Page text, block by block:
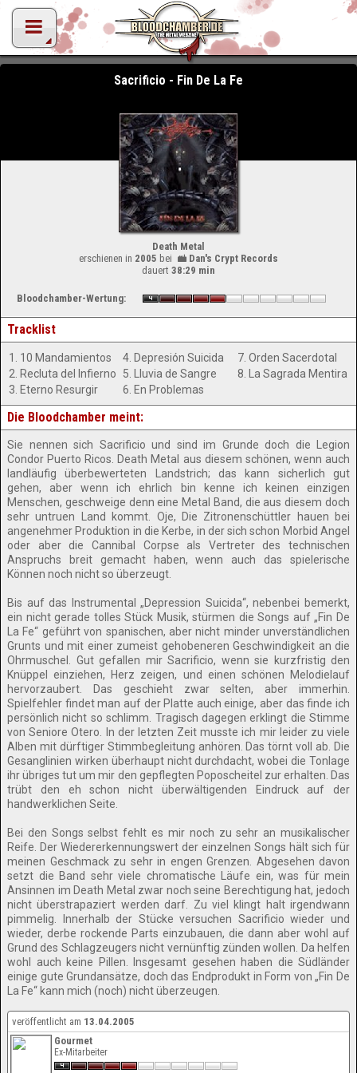
Sacrificio - Fin De La Fe
Death Metal
erschienen in 2005 bei
Dan's Crypt Records
dauert 38:29 min
Bloodchamber-Wertung:
Tracklist
1. 10 Mandamientos
2. Recluta del Infierno
3. Eterno Resurgir
4. Depresión Suicida
5. Lluvia de Sangre
6. En Problemas
7. Orden Sacerdotal
8. La Sagrada Mentira
Die Bloodchamber meint:
Sie nennen sich Sacrificio und sind im Grunde doch die Legion
Condor Puerto Ricos. Death Metal aus diesem schönen, wenn auch
landläufig überbewerteten Landstrich; das kann sicherlich gut
gehen, aber wenn ich ehrlich bin kenne ich keinen einzigen
Menschen, geschweige denn eine Metal Band, die aus diesem doch
sehr untruen Land kommt. Oje, Die Zitronenschüttler hauen bei
angenehmer Produktion in die Kerbe, in der sich schon Morbid Angel
oder aber die Cannibal Corpse als Vertreter des technischen
Anspruchs breit gemacht haben, wenn auch das spielerische
Können noch nicht so überzeugt.
Bis auf das Instrumental „Depression Suicida“, nebenbei bemerkt,
ein nicht gerade tolles Stück Musik, stürmen die Songs auf „Fin De
La Fe“ geführt von spanischen, aber nicht minder unverständlichen
Grunts und mit einer zumeist gehobeneren Geschwindigkeit an die
Ohrmuschel. Gut gefallen mir Sacrificio, wenn sie kurzfristig den
Knüppel einziehen, Herz zeigen, und einen schönen Melodielauf
hervorzaubert. Das geschieht zwar selten, aber immerhin.
Spielfehler findet man auf der Platte auch einige, aber das finde ich
persönlich nicht so schlimm. Tragisch dagegen erklingt die Stimme
von Seniore Otero. In der letzten Zeit musste ich mir leider zu viele
Alben mit dürftiger Stimmbegleitung anhören. Das törnt voll ab. Die
Gesanglinien wirken überhaupt nicht durchdacht, wobei die Tonlage
ihr übriges tut um mir den gepflegten Poposcheitel zur erhalten. Das
trübt den eh schon nicht überwältigenden Eindruck auf der
handwerklichen Seite.
Bei den Songs selbst fehlt es mir noch zu sehr an musikalischer
Reife. Der Wiedererkennungswert der einzelnen Songs hält sich für
meinen Geschmack zu sehr in engen Grenzen. Abgesehen davon
setzt die Band sehr viele chromatische Läufe ein, was für mein
Ansinnen im Death Metal zwar noch seine Berechtigung hat, jedoch
nicht überstrapaziert werden darf. Zu viel klingt halt irgendwann
pimmelig. Innerhalb der Stücke versuchen Sacrificio wieder und
wieder, derbe rockende Parts einzubauen, die dann aber wohl auf
Grund des Schlagzeugers nicht vernünftig zünden wollen. Da helfen
wohl auch keine Pillen. Insgesamt gesehen haben die Südländer
einige gute Grundansätze, doch das Endprodukt in Form von „Fin De
La Fe“ kann mich (noch) nicht überzeugen.
veröffentlicht am 13.04.2005
Gourmet
Ex-Mitarbeiter